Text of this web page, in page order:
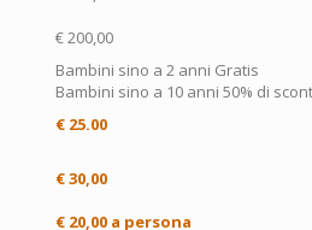
€ 200,00
Bambini sino a 2 anni Gratis
Bambini sino a 10 anni 50% di
€ 25.00
€ 30,00
€ 20,00 a persona